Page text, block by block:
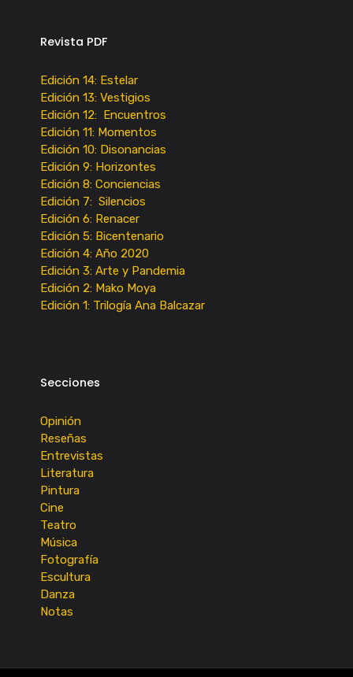
Revista PDF
Edición 14: Estelar
Edición 13: Vestigios
Edición 12: Encuentros
Edición 11: Momentos
Edición 10: Disonancias
Edición 9: Horizontes
Edición 8: Conciencias
Edición 7: Silencios
Edición 6: Renacer
Edición 5: Bicentenario
Edición 4: Año 2020
Edición 3: Arte y Pandemia
Edición 2: Mako Moya
Edición 1: Trilogía Ana Balcazar
Secciones
Opinión
Reseñas
Entrevistas
Literatura
Pintura
Cine
Teatro
Música
Fotografía
Escultura
Danza
Notas